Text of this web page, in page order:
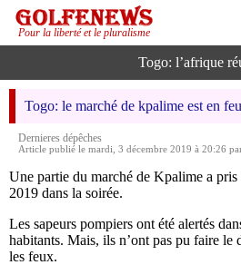
Pour la liberté et le pluralisme
Togo: l’afrique
Togo: le marché de kpalime est en feu
Dernieres dépêches
Article publié le mardi, 3 décembre 2019 à 20:26
Une partie du marché de Kpalime a
2019 dans la soirée.
Les sapeurs pompiers ont été alertés
habitants. Mais, ils n’ont pas pu faire le
les feux.